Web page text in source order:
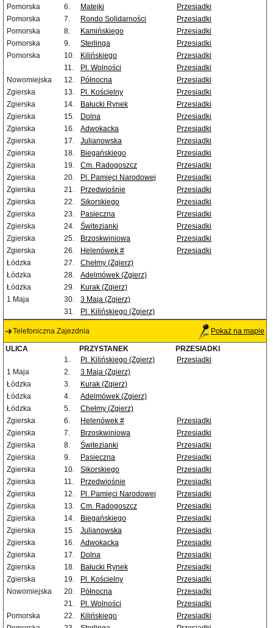
Pomorska
6. Matejki
Przesiadki
Pomorska
7. Rondo Solidarności
Przesiadki
Pomorska
8. Kamińskiego
Przesiadki
Pomorska
9. Sterlinga
Przesiadki
Pomorska
10. Kilińskiego
Przesiadki
11.
Pl. Wolności
Przesiadki
Nowomiejska
12. Północna
Przesiadki
Zgierska
13. Pl. Kościelny
Przesiadki
Zgierska
14. Bałucki Rynek
Przesiadki
Zgierska
15. Dolna
Przesiadki
Zgierska
16. Adwokacka
Przesiadki
Zgierska
17. Julianowska
Przesiadki
Zgierska
18. Biegańskiego
Przesiadki
Zgierska
19. Cm. Radogoszcz
Przesiadki
Zgierska
20. Pl. Pamięci Narodowej
Przesiadki
Zgierska
21. Przedwiośnie
Przesiadki
Zgierska
22. Sikorskiego
Przesiadki
Zgierska
23. Pasieczna
Przesiadki
Zgierska
24. Świtezianki
Przesiadki
Zgierska
25. Brzoskwiniowa
Przesiadki
Zgierska
26. Helenówek #
Przesiadki
Łódzka
27.
Chełmy (Zgierz)
Łódzka
28.
Adelmówek (Zgierz)
Łódzka
29.
Kurak (Zgierz)
1 Maja
30.
3 Maja (Zgierz)
31.
Pl. Kilińskiego (Zgierz)
Telefoniczna Zajezdnia Pokaż na mapie
ULICA PRZYSTANEK
PRZESIADKI
1.
Pl. Kilińskiego (Zgierz)
Przesiadki
1 Maja
2.
3 Maja (Zgierz)
Łódzka
3.
Kurak (Zgierz)
Łódzka
4.
Adelmówek (Zgierz)
Łódzka
5.
Chełmy (Zgierz)
Zgierska
6. Helenówek #
Przesiadki
Zgierska
7. Brzoskwiniowa
Przesiadki
Zgierska
8. Świtezianki
Przesiadki
Zgierska
9. Pasieczna
Przesiadki
Zgierska
10. Sikorskiego
Przesiadki
Zgierska
11. Przedwiośnie
Przesiadki
Zgierska
12. Pl. Pamięci Narodowej
Przesiadki
Zgierska
13. Cm. Radogoszcz
Przesiadki
Zgierska
14. Biegańskiego
Przesiadki
Zgierska
15. Julianowska
Przesiadki
Zgierska
16. Adwokacka
Przesiadki
Zgierska
17. Dolna
Przesiadki
Zgierska
18. Bałucki Rynek
Przesiadki
Zgierska
19. Pl. Kościelny
Przesiadki
Nowomiejska
20. Północna
Przesiadki
21.
Pl. Wolności
Przesiadki
Pomorska
22. Kilińskiego
Przesiadki